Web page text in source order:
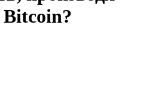
Bitcoin?